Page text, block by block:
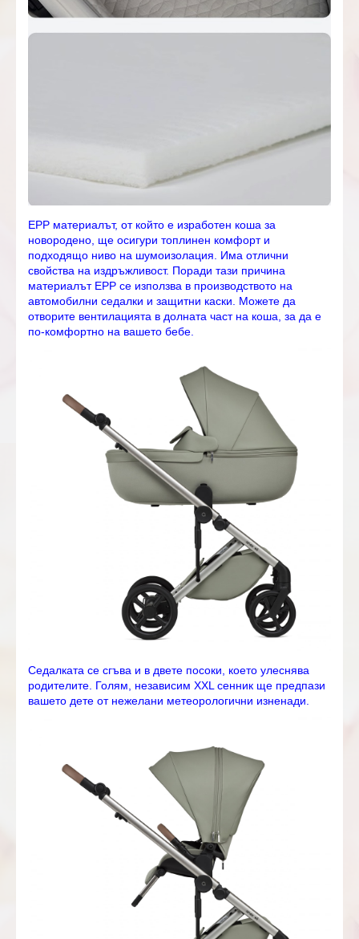
EPP материалът, от който е изработен коша за
новородено, ще осигури топлинен комфорт и
подходящо ниво на шумоизолация. Има отлични
свойства на издръжливост. Поради тази причина
материалът EPP се използва в производството на
автомобилни седалки и защитни каски. Можете да
отворите вентилацията в долната част на коша, за да е
по-комфортно на вашето бебе.
Седалката се сгъва и в двете посоки, което улеснява
родителите. Голям, независим XXL сенник ще предпази
вашето дете от нежелани метеорологични изненади.